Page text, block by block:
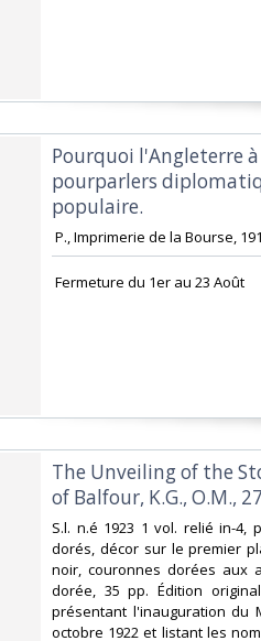
‎Pourquoi l'Angleterre à
pourparlers
populaire.‎
P., Imprimerie de la Bourse,
‎ Fermeture du 1er au 23 Août‎
‎The Unveiling of the
of Balfour, K.G., O.M.,
‎S.l. n.é 1923 1 vol. relié in-
dorés, décor sur le premier
noir, couronnes dorées aux
dorée, 35 pp. Édition
présentant l'inauguration du
octobre 1922 et listant les